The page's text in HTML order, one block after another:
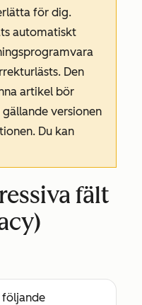
för dig.
automatiskt
Den
artikel bör
versionen
Du kan
fält